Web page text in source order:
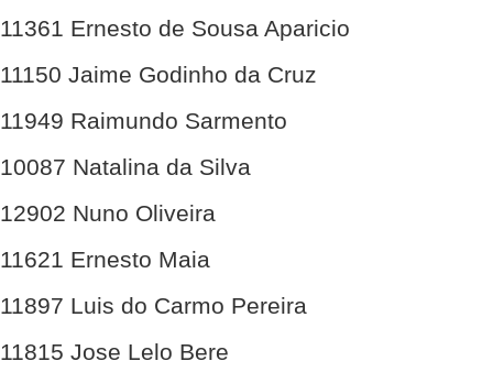
11361 Ernesto de Sousa Aparicio
11150 Jaime Godinho da Cruz
11949 Raimundo Sarmento
10087 Natalina da Silva
12902 Nuno Oliveira
11621 Ernesto Maia
11897 Luis do Carmo Pereira
11815 Jose Lelo Bere